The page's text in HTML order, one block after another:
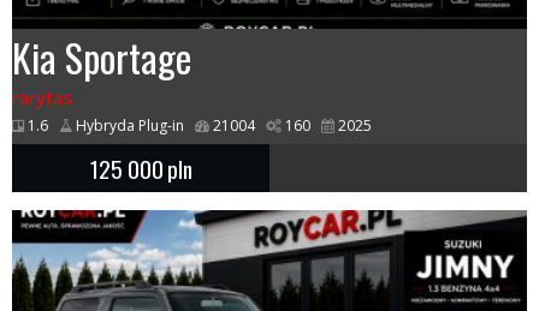
Kia Sportage
rarytas
1.6 Hybryda Plug-in 21004 160 2025
125 000pln